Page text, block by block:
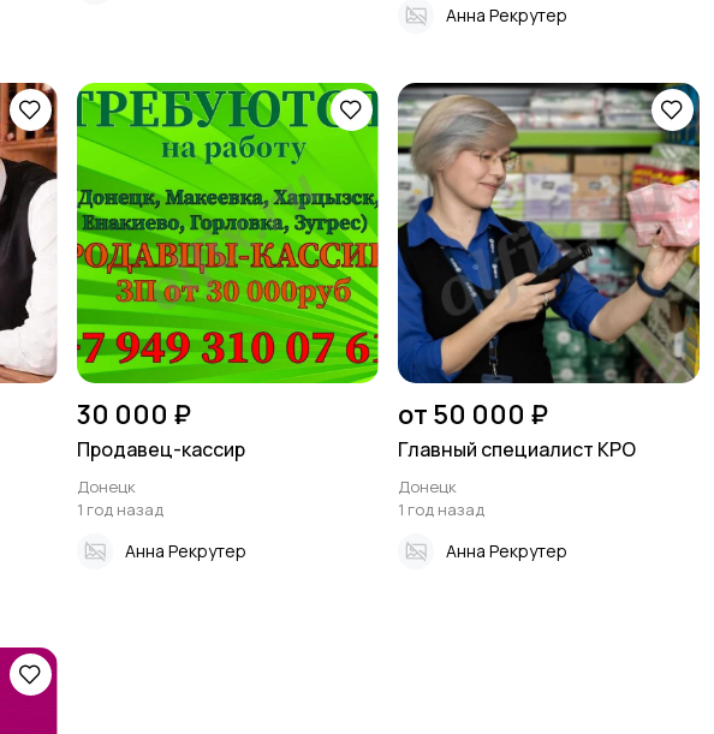
Анна Рекрутер
30 000 ₽
Продавец-кассир
Донецк
1 год назад
Анна Рекрутер
от 50 000 ₽
Главный специалист КРО
Донецк
1 год назад
Анна Рекрутер